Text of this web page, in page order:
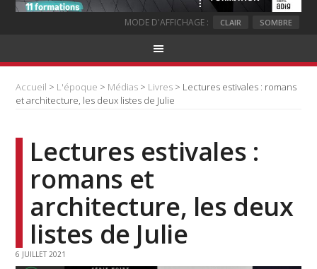
MODE D'AFFICHAGE : CLAIR SOMBRE
Accueil > L'époque > Médias > Livres > Lectures estivales : romans
et architecture, les deux listes de Julie
Lectures estivales :
romans et
architecture, les deux
listes de Julie
6 JUILLET 2021